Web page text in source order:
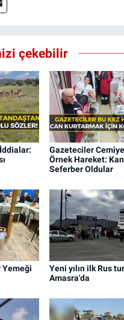
çekebilir
Gazeteciler
Örnek Hareket: Kan
Seferber Oldular
Yeni yılın ilk Rus
Amasra'da